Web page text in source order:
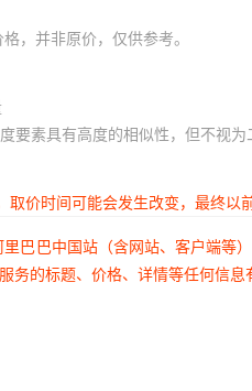
，并非原价，仅供参考。
素具有高度的相似性，但不视为
价时间可能会发生改变，最终以
巴巴中国站（含网站、客户端
的标题、价格、详情等任何信